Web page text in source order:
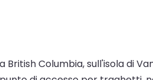
Columbia, sull'isola di